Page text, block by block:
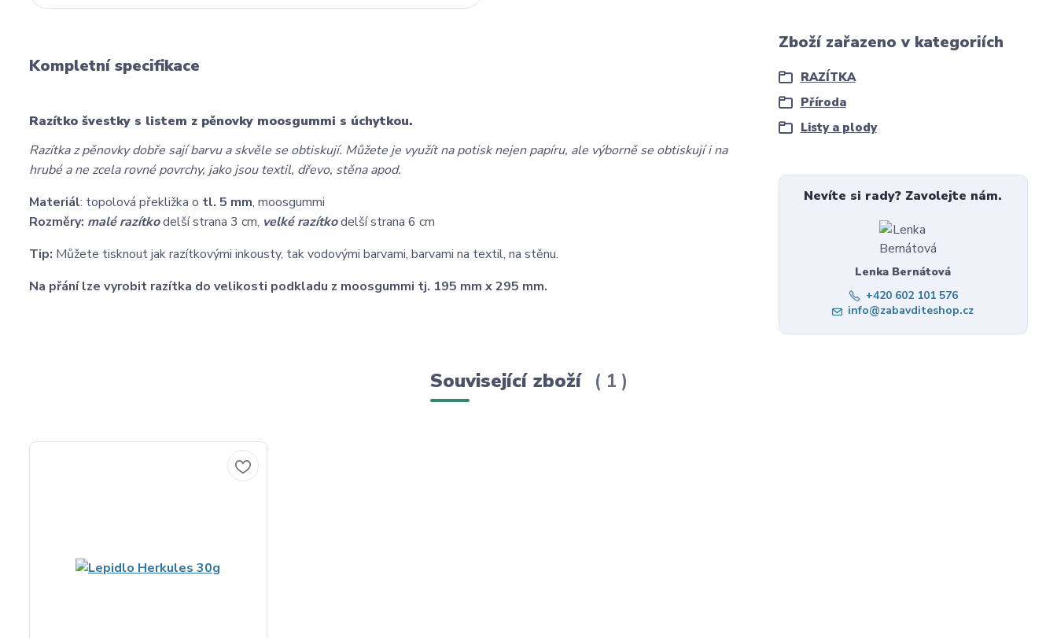
Kompletní specifikace
Razítko švestky s listem z pěnovky moosgummi s úchytkou.
Razítka z pěnovky dobře sají barvu a skvěle se obtiskují. Můžete je využít na potisk nejen papíru, ale výborně se obtiskují i na
hrubé a ne zcela rovné povrchy, jako jsou textil, dřevo, stěna apod.
Materiál: topolová překližka o tl. 5 mm, moosgummi
Rozměry: malé razítkodelší strana 3 cm, velké razítkodelší strana 6 cm
Tip: Můžete tisknout jak razítkovými inkousty, tak vodovými barvami, barvami na textil, na stěnu.
Na přání lze vyrobit razítka do velikosti podkladu z moosgummi tj. 195 mm x 295 mm.
Zboží zařazeno v kategoriích
RAZÍTKA
Příroda
Listy a plody
Nevíte si rady? Zavolejte nám.
Lenka Bernátová
+420 602 101 576
info@zabavditeshop.cz
Související zboží 1